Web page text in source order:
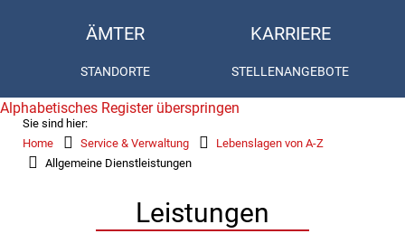
ÄMTER
STANDORTE
KARRIERE
STELLENANGEBOTE
Sie sind hier:
Home
Service & Verwaltung
Lebenslagen von A-Z
Allgemeine Dienstleistungen
Leistungen
Alphabetisches Register überspringen